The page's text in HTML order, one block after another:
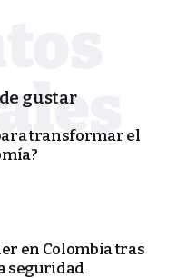
gustar
transformar el
en Colombia tras
seguridad